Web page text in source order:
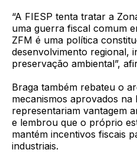
“A FIESP tenta tratar a
uma guerra fiscal comum
ZFM é uma política
desenvolvimento regional,
preservação ambiental”,
Braga também rebateu o
mecanismos aprovados
representariam vantagem
e lembrou que o próprio
mantém incentivos fiscais
industriais.